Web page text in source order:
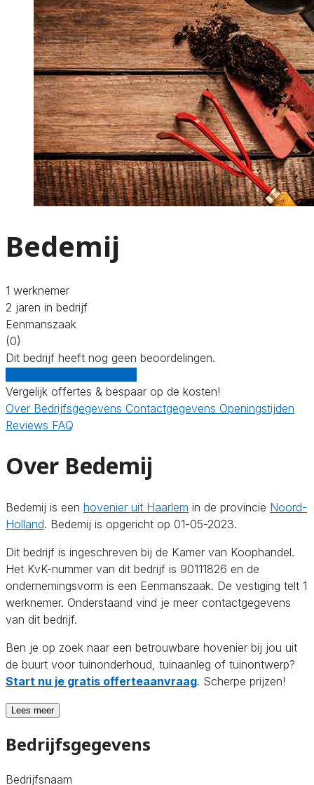
Bedemij
1 werknemer
2 jaren in bedrijf
Eenmanszaak
(0)
Dit bedrijf heeft nog geen beoordelingen.
Vergelijk offertes & bespaar op de kosten!
Over Bedrijfsgegevens Contactgegevens Openingstijden
Reviews FAQ
Over Bedemij
Bedemij is een hovenier uit Haarlem in de provincie Noord-
Holland. Bedemij is opgericht op 01-05-2023.
Dit bedrijf is ingeschreven bij de Kamer van Koophandel.
Het KvK-nummer van dit bedrijf is 90111826 en de
ondernemingsvorm is een Eenmanszaak. De vestiging telt 1
werknemer. Onderstaand vind je meer contactgegevens
van dit bedrijf.
Ben je op zoek naar een betrouwbare hovenier bij jou uit
de buurt voor tuinonderhoud, tuinaanleg of tuinontwerp?
Start nu je gratis offerteaanvraag. Scherpe prijzen!
Lees meer
Bedrijfsgegevens
Bedrijfsnaam